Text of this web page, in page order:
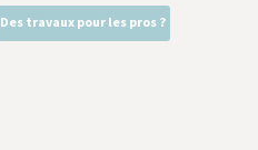
Des travaux pour les pros ?